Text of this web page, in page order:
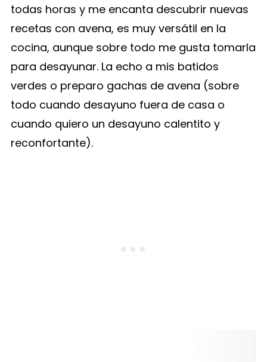
todas horas y me encanta descubrir nuevas
recetas con avena, es muy versátil en la
cocina, aunque sobre todo me gusta tomarla
para desayunar. La echo a mis batidos
verdes o preparo gachas de avena (sobre
todo cuando desayuno fuera de casa o
cuando quiero un desayuno calentito y
reconfortante).